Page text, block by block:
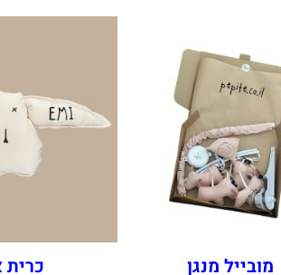
מובייל מנגן כרית